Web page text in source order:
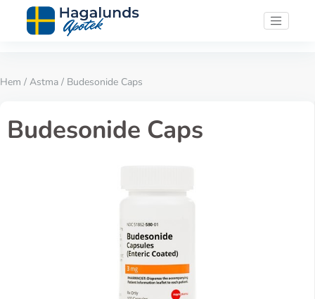
Hem / Astma / Budesonide Caps
Budesonide Caps